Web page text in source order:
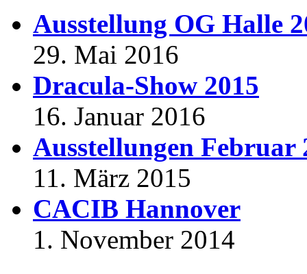
Ausstellung OG Halle
29. Mai 2016
Dracula-Show 2015
16. Januar 2016
Ausstellungen Februar
11. März 2015
CACIB Hannover
1. November 2014